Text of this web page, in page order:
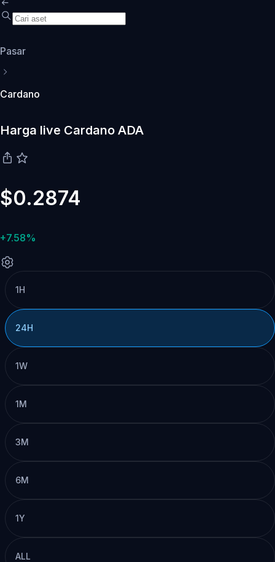
Pasar
Cardano
Harga live Cardano ADA
$0.2874
+7.58%
1H
24H
1W
1M
3M
6M
1Y
ALL